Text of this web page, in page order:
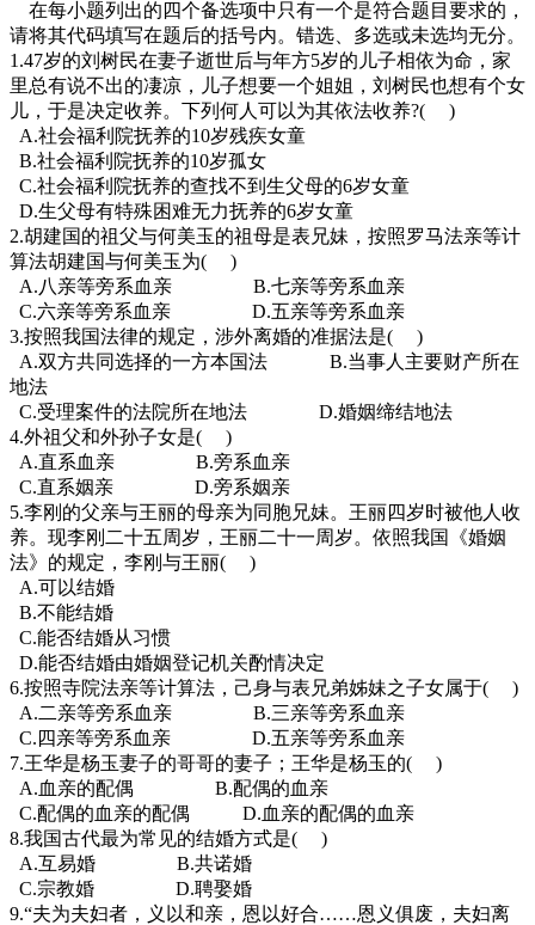
在每小题列出的四个备选项中只有一个是符合题目要求的，
请将其代码填写在题后的括号内。错选、多选或未选均无分。
1.47岁的刘树民在妻子逝世后与年方5岁的儿子相依为命，家
里总有说不出的凄凉，儿子想要一个姐姐，刘树民也想有个女
儿，于是决定收养。下列何人可以为其依法收养?( )
A.社会福利院抚养的10岁残疾女童
B.社会福利院抚养的10岁孤女
C.社会福利院抚养的查找不到生父母的6岁女童
D.生父母有特殊困难无力抚养的6岁女童
2.胡建国的祖父与何美玉的祖母是表兄妹，按照罗马法亲等计
算法胡建国与何美玉为( )
A.八亲等旁系血亲 B.七亲等旁系血亲
C.六亲等旁系血亲 D.五亲等旁系血亲
3.按照我国法律的规定，涉外离婚的准据法是( )
A.双方共同选择的一方本国法 B.当事人主要财产所在
地法
C.受理案件的法院所在地法 D.婚姻缔结地法
4.外祖父和外孙子女是( )
A.直系血亲 B.旁系血亲
C.直系姻亲 D.旁系姻亲
5.李刚的父亲与王丽的母亲为同胞兄妹。王丽四岁时被他人收
养。现李刚二十五周岁，王丽二十一周岁。依照我国《婚姻
法》的规定，李刚与王丽( )
A.可以结婚
B.不能结婚
C.能否结婚从习惯
D.能否结婚由婚姻登记机关酌情决定
6.按照寺院法亲等计算法，己身与表兄弟姊妹之子女属于( )
A.二亲等旁系血亲 B.三亲等旁系血亲
C.四亲等旁系血亲 D.五亲等旁系血亲
7.王华是杨玉妻子的哥哥的妻子；王华是杨玉的( )
A.血亲的配偶 B.配偶的血亲
C.配偶的血亲的配偶 D.血亲的配偶的血亲
8.我国古代最为常见的结婚方式是( )
A.互易婚 B.共诺婚
C.宗教婚 D.聘娶婚
9.“夫为夫妇者，义以和亲，恩以好合……恩义俱废，夫妇离